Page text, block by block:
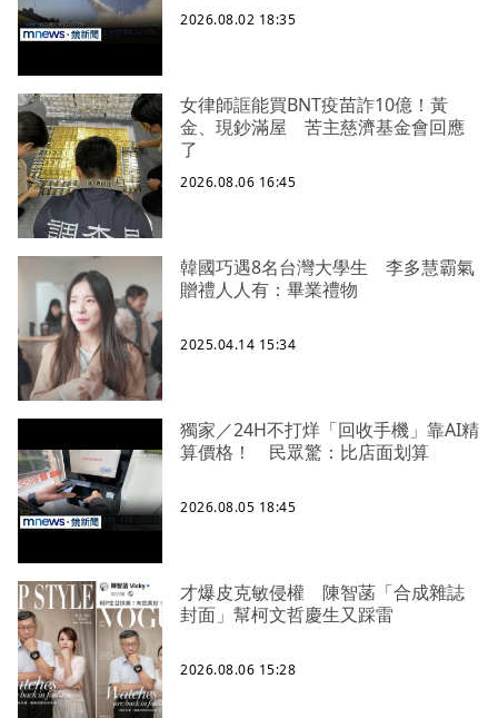
2026.08.02 18:35
女律師誆能買BNT疫苗詐10億！黃
金、現鈔滿屋 苦主慈濟基金會回應
了
2026.08.06 16:45
韓國巧遇8名台灣大學生 李多慧霸氣
贈禮人人有：畢業禮物
2025.04.14 15:34
獨家／24H不打烊「回收手機」靠AI精
算價格！ 民眾驚：比店面划算
2026.08.05 18:45
才爆皮克敏侵權 陳智菡「合成雜誌
封面」幫柯文哲慶生又踩雷
2026.08.06 15:28